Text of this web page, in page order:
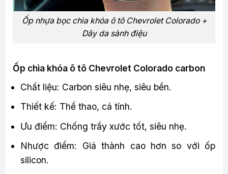
Ốp nhựa bọc chìa khóa ô tô Chevrolet Colorado +
Dây da sành điệu
Ốp chìa khóa ô tô Chevrolet Colorado carbon
Chất liệu: Carbon siêu nhẹ, siêu bền.
Thiết kế: Thể thao, cá tính.
Ưu điểm: Chống trầy xước tốt, siêu nhẹ.
Nhược điểm: Giá thành cao hơn so với ốp
silicon.